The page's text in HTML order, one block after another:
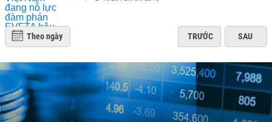
Theo ngày TRƯỚC SAU